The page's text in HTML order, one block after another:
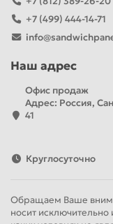
+7 (499) 444-14-71
Наш адрес
Офис продаж
Адрес: Россия,
41
Круглосуточно
Обращаем Ваше
носит